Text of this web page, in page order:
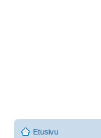
Etusivu